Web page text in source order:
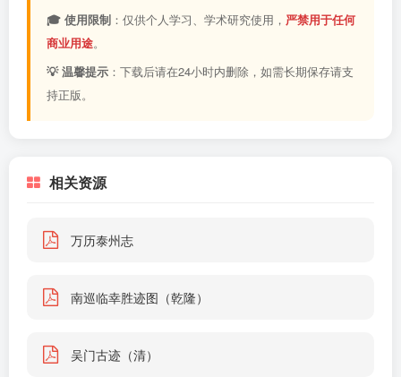
🎓 使用限制 ：仅供个人学习、学术研究使用， 严禁用于任何
商业用途。
💡 温馨提示 ：下载后请在24小时内删除，如需长期保存请支
持正版。
相关资源
万历泰州志
南巡临幸胜迹图（乾隆）
吴门古迹（清）